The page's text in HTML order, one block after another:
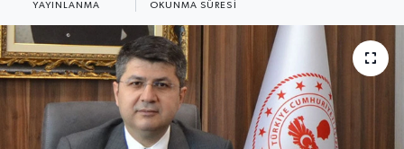
YAYINLANMA OKUNMA SÜRESI